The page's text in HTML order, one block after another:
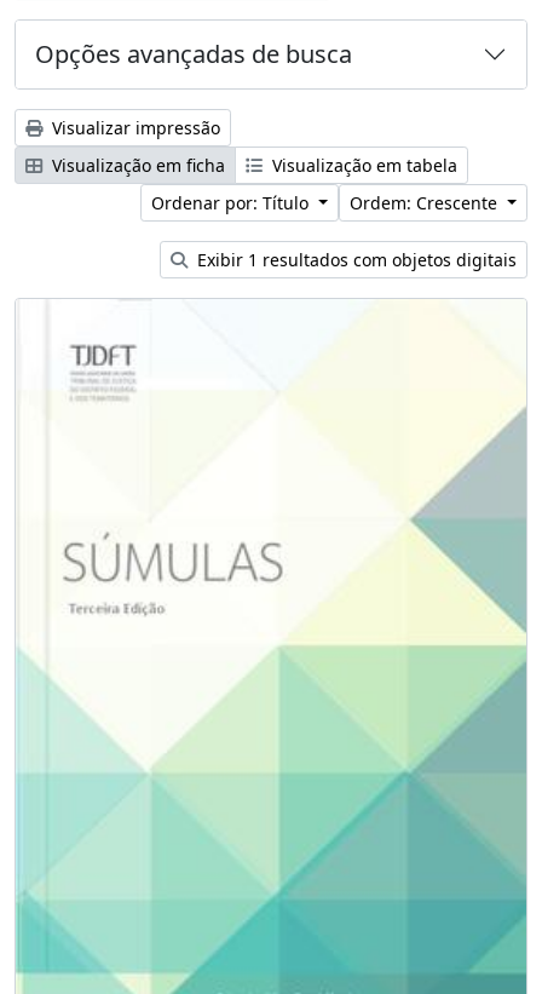
Opções avançadas de busca
Visualizar impressão
Visualização em ficha
Visualização em tabela
Ordenar por: Título
Ordem: Crescente
Exibir 1 resultados com objetos digitais